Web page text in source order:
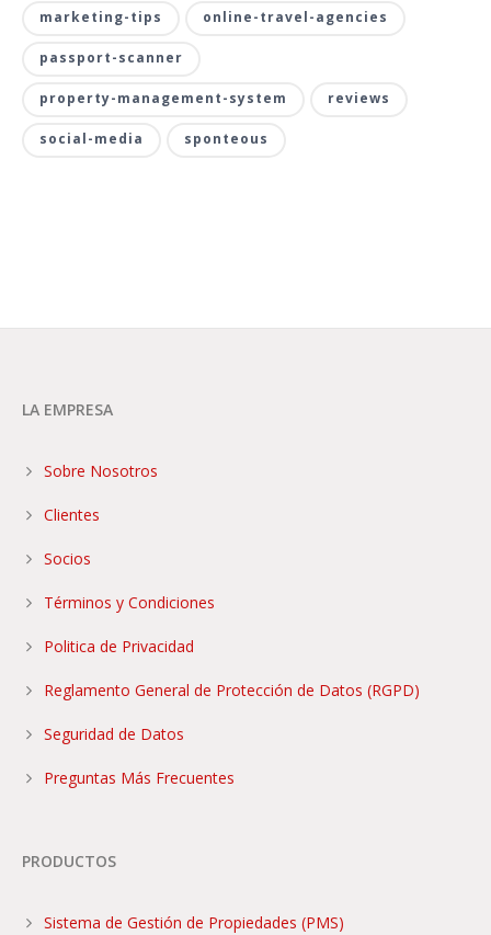
marketing-tips online-travel-agencies
passport-scanner
property-management-system reviews
social-media sponteous
LA EMPRESA
Sobre Nosotros
Clientes
Socios
Términos y Condiciones
Politica de Privacidad
Reglamento General de Protección de Datos (RGPD)
Seguridad de Datos
Preguntas Más Frecuentes
PRODUCTOS
Sistema de Gestión de Propiedades (PMS)